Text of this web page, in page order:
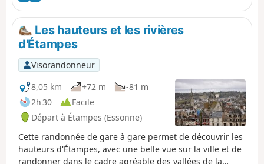
Les hauteurs et les rivières
d'Étampes
Visorandonneur
8,05 km
+72 m
-81 m
2h 30
Facile
Départ à Étampes (Essonne)
Cette randonnée de gare à gare permet de découvrir les
hauteurs d'Étampes, avec une belle vue sur la ville et de
randonner dans le cadre agréable des vallées de la